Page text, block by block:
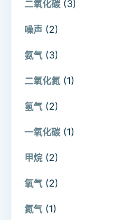
二氧化碳 (3)
噪声 (2)
氨气 (3)
二氧化氮 (1)
氢气 (2)
一氧化碳 (1)
甲烷 (2)
氧气 (2)
氮气 (1)